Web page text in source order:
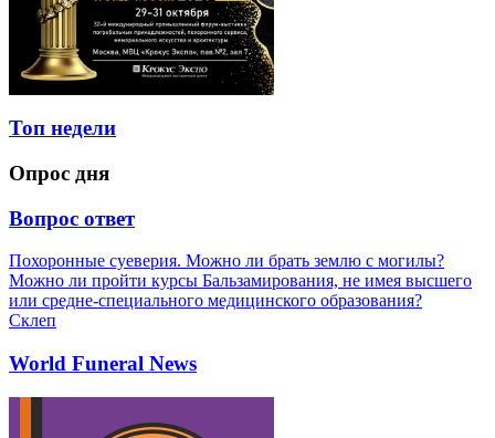
Топ недели
Опрос дня
Вопрос ответ
Похоронные суеверия. Можно ли брать землю с могилы?
Можно ли пройти курсы Бальзамирования, не имея высшего
или средне-специального медицинского образования?
Склеп
World Funeral News